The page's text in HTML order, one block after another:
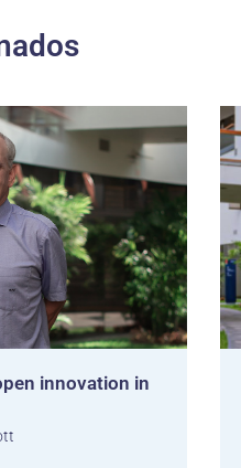
innovation in